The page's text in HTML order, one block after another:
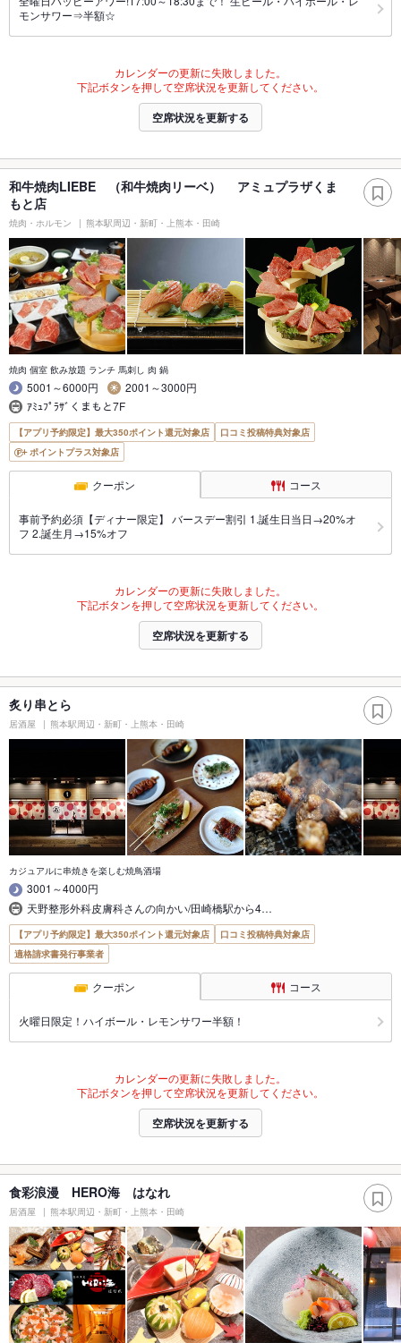
モンサワー⇒半額☆
カレンダーの更新に失敗しました。
下記ボタンを押して空席状況を更新してください。
空席状況を更新する
和牛焼肉LIEBE （和牛焼肉リーベ） アミュプラザくま
もと店
焼肉・ホルモン 熊本駅周辺・新町・上熊本・田崎
焼肉 個室 飲み放題 ランチ 馬刺し 肉 鍋
5001～6000円
2001～3000円
ｱﾐｭﾌﾟﾗｻﾞくまもと7F
【アプリ予約限定】最大350ポイント還元対象店
口コミ投稿特典対象店
ポイントプラス対象店
クーポン コース
事前予約必須【ディナー限定】 バースデー割引 1.誕生日当日→20%オ
フ 2.誕生月→15%オフ
カレンダーの更新に失敗しました。
下記ボタンを押して空席状況を更新してください。
空席状況を更新する
炙り串とら
居酒屋 熊本駅周辺・新町・上熊本・田崎
カジュアルに串焼きを楽しむ焼鳥酒場
3001～4000円
天野整形外科皮膚科さんの向かい/田崎橋駅から4…
【アプリ予約限定】最大350ポイント還元対象店
口コミ投稿特典対象店
適格請求書発行事業者
クーポン コース
火曜日限定！ハイボール・レモンサワー半額！
カレンダーの更新に失敗しました。
下記ボタンを押して空席状況を更新してください。
空席状況を更新する
食彩浪漫 HERO海 はなれ
居酒屋 熊本駅周辺・新町・上熊本・田崎